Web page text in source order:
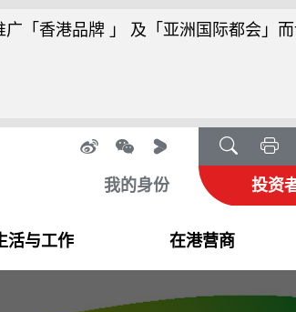
「香港品牌 」 及「亚洲国际都会」
我的身份 投资
活与工作 在港营商